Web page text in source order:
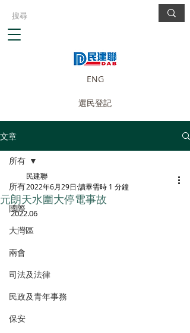
ENG
選民登記
文章
所有
國際
大灣區
兩會
司法及法律
民政及青年事務
保安
所有
元朗天水圍大停電事故
民建聯
2022年6月29日 讀畢需時 1 分鐘
2022.06